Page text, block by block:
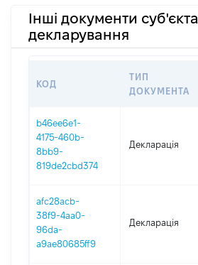
Інші документи суб'єкта
декларування
КОД
ТИП
ДОКУМЕНТА
b46ee6e1-
4175-460b-
8bb9-
819de2cbd374
Декларація
afc28acb-
38f9-4aa0-
96da-
a9ae80685ff9
Декларація